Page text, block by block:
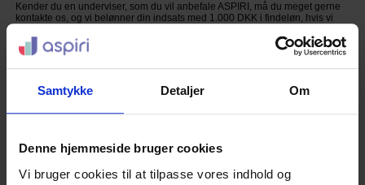
Samtykke Detaljer Om
Denne hjemmeside bruger cookies
Vi bruger cookies til at tilpasse vores indhold og
Kender du en underviser, som du vil anbefale ASPIRI, må du meget gerne
kontakte os, og vi belønner din indsats med 1.000 DKK i findeløn, hvis vi